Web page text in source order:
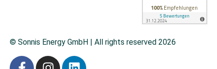
© Sonnis Energy GmbH | All rights reserved 2026